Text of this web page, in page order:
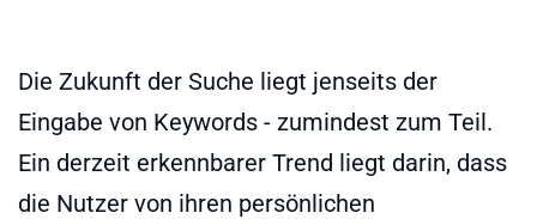
Die Zukunft der Suche liegt jenseits der
Eingabe von Keywords - zumindest zum Teil.
Ein derzeit erkennbarer Trend liegt darin, dass
die Nutzer von ihren persönlichen